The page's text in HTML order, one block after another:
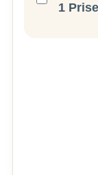
1 Prise